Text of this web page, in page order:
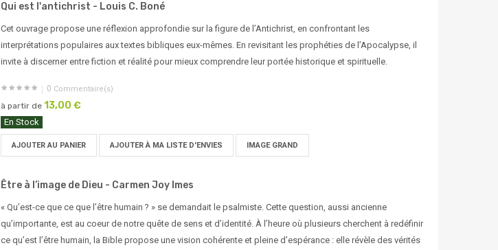
Qui est l'antichrist - Louis C. Boné
Cet ouvrage propose une réflexion approfondie sur la figure de l’Antichrist, en confrontant les
interprétations populaires aux textes bibliques eux-mêmes. En revisitant les prophéties de l’Apocalypse, il
invite à discerner entre fiction et réalité pour mieux comprendre leur portée historique et spirituelle.
0 Commentaire(s)
à partir de 13,00 €
En Stock
AJOUTER AU PANIER AJOUTER À MA LISTE D'ENVIES IMAGE GRAND
Être à l’image de Dieu - Carmen Joy Imes
« Qu’est-ce que ce que l’être humain ? » se demandait le psalmiste. Cette question, aussi ancienne
qu’importante, est au coeur de notre quête de sens et d’identité. À l’heure où plusieurs cherchent à redéfinir
ce qu’est l’être humain, la Bible propose une vision cohérente et pleine d’espérance : elle révèle des vérités